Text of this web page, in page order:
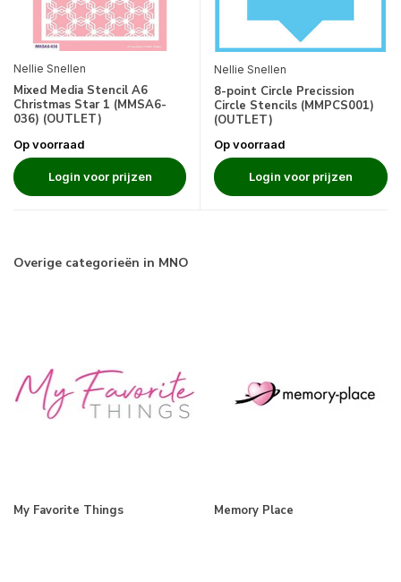
Nellie Snellen
Mixed Media Stencil A6
Christmas Star 1 (MMSA6-
036) (OUTLET)
Op voorraad
Login voor prijzen
Nellie Snellen
8-point Circle Precission
Circle Stencils (MMPCS001)
(OUTLET)
Op voorraad
Login voor prijzen
Overige categorieën in MNO
My Favorite Things Memory Place